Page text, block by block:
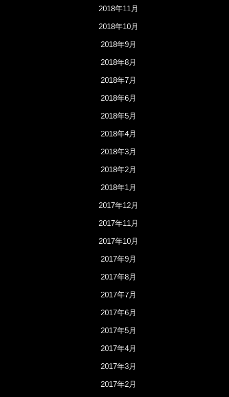
2018年11月
2018年10月
2018年9月
2018年8月
2018年7月
2018年6月
2018年5月
2018年4月
2018年3月
2018年2月
2018年1月
2017年12月
2017年11月
2017年10月
2017年9月
2017年8月
2017年7月
2017年6月
2017年5月
2017年4月
2017年3月
2017年2月